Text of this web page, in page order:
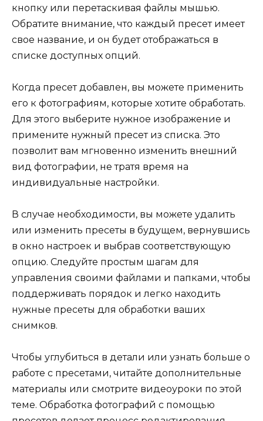
кнопку или перетаскивая файлы мышью.
Обратите внимание, что каждый пресет имеет
свое название, и он будет отображаться в
списке доступных опций.
Когда пресет добавлен, вы можете применить
его к фотографиям, которые хотите обработать.
Для этого выберите нужное изображение и
примените нужный пресет из списка. Это
позволит вам мгновенно изменить внешний
вид фотографии, не тратя время на
индивидуальные настройки.
В случае необходимости, вы можете удалить
или изменить пресеты в будущем, вернувшись
в окно настроек и выбрав соответствующую
опцию. Следуйте простым шагам для
управления своими файлами и папками, чтобы
поддерживать порядок и легко находить
нужные пресеты для обработки ваших
снимков.
Чтобы углубиться в детали или узнать больше о
работе с пресетами, читайте дополнительные
материалы или смотрите видеоуроки по этой
теме. Обработка фотографий с помощью